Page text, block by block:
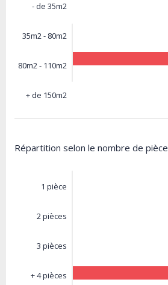
- de 35m2
35m2 - 80m2
80m2 - 110m2
+ de 150m2
Répartition selon le nombre de pièce
1 pièce
2 pièces
3 pièces
+ 4 pièces